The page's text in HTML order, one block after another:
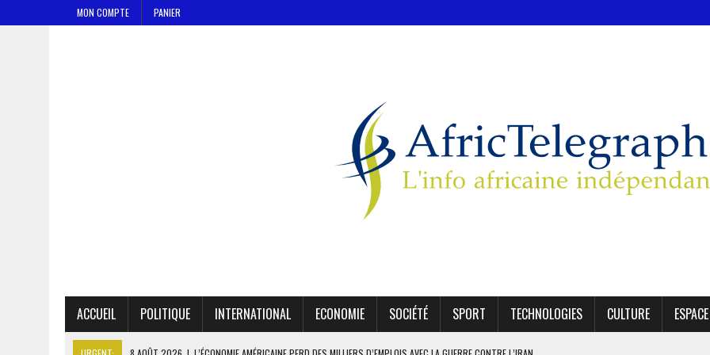
MON COMPTE PANIER
ACCUEIL POLITIQUE INTERNATIONAL ECONOMIE SOCIÉTÉ SPORT TECHNOLOGIES CULTURE